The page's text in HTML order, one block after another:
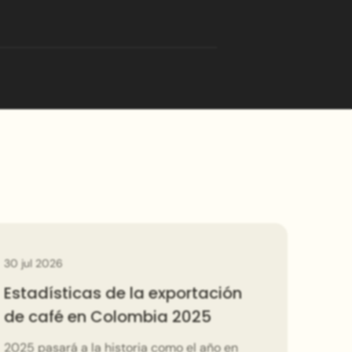
30 jul 2026
Estadísticas de la exportación
de café en Colombia 2025
2025 pasará a la historia como el año en